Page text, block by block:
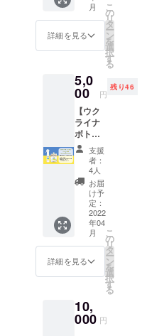
した。
×2本月
詳細を見る
こ
の
リ
タ
ー
ン
を
選
択
す
る
5,0
00 円
残り46
【ウク
ライナ
ボトル
プラ
ン】 ウ
クライ
ナ国旗
＆ 「We
support
Ukraine
」 国旗
と文字
が入っ
た限定
ボトル
です。
ターン
内容 ●
Plasma
支援
者：
4人
お届
け予
定：
2022
年04
月
詳細を見る
こ
の
リ
タ
ー
ン
を
選
択
す
る
10,
000 円